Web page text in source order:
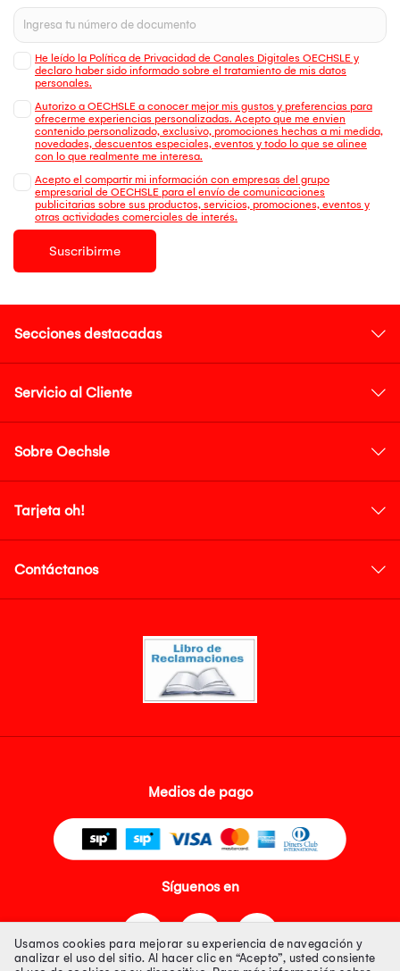
He leído la Política de Privacidad de Canales Digitales OECHSLE y
declaro haber sido informado sobre el tratamiento de mis datos
personales.
Autorizo a OECHSLE a conocer mejor mis gustos y preferencias para
ofrecerme experiencias personalizadas. Acepto que me envien
contenido personalizado, exclusivo, promociones hechas a mi medida,
novedades, descuentos especiales, eventos y todo lo que se alinee
con lo que realmente me interesa.
Acepto el compartir mi información con empresas del grupo
empresarial de OECHSLE para el envío de comunicaciones
publicitarias sobre sus productos, servicios, promociones, eventos y
otras actividades comerciales de interés.
Suscribirme
Secciones destacadas
Servicio al Cliente
Sobre Oechsle
Tarjeta oh!
Contáctanos
Medios de pago
Síguenos en
Usamos cookies para mejorar su experiencia de navegación y
analizar el uso del sitio. Al hacer clic en “Acepto”, usted consiente